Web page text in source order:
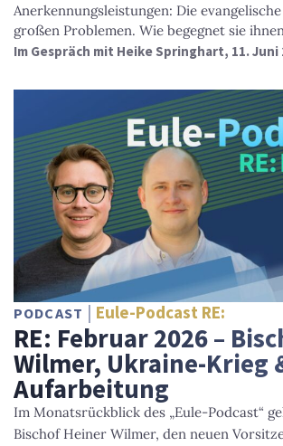
Anerkennungsleistungen: Die
großen Problemen. Wie begegnet sie
Im Gespräch mit Heike Springhart, 11. Juni
PODCAST Eule-Podcast RE:
RE: Februar 2026 –
Wilmer, Ukraine-Krieg
Aufarbeitung
Im Monatsrückblick des „Eule-Podcast“
Bischof Heiner Wilmer, den neuen